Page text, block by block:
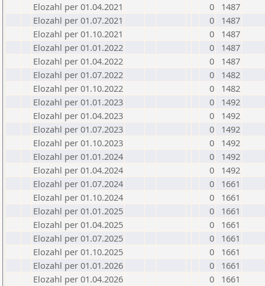
Elozahl per 01.04.2021
0
1487
Elozahl per 01.07.2021
0
1487
Elozahl per 01.10.2021
0
1487
Elozahl per 01.01.2022
0
1487
Elozahl per 01.04.2022
0
1487
Elozahl per 01.07.2022
0
1482
Elozahl per 01.10.2022
0
1482
Elozahl per 01.01.2023
0
1492
Elozahl per 01.04.2023
0
1492
Elozahl per 01.07.2023
0
1492
Elozahl per 01.10.2023
0
1492
Elozahl per 01.01.2024
0
1492
Elozahl per 01.04.2024
0
1492
Elozahl per 01.07.2024
0
1661
Elozahl per 01.10.2024
0
1661
Elozahl per 01.01.2025
0
1661
Elozahl per 01.04.2025
0
1661
Elozahl per 01.07.2025
0
1661
Elozahl per 01.10.2025
0
1661
Elozahl per 01.01.2026
0
1661
Elozahl per 01.04.2026
0
1661